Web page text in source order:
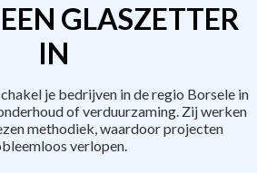
GLASZETTER
IN
je bedrijven in de regio Borsele in
of verduurzaming. Zij werken
methodiek, waardoor projecten
verlopen.